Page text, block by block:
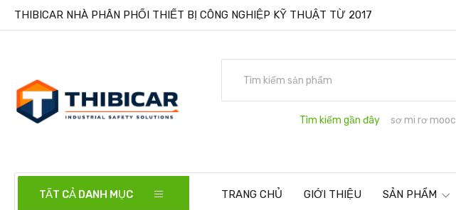
THIBICAR NHÀ PHÂN PHỐI THIẾT BỊ CÔNG NGHIỆP KỸ THUẬT TỪ 2017
Tìm kiếm gần đây sơ mi rơ mooc
TẤT CẢ DANH MỤC TRANG CHỦ GIỚI THIỆU SẢN PHẨM